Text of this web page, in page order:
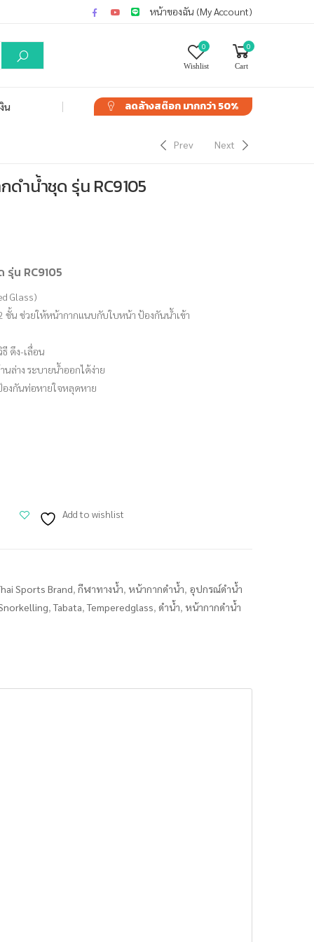
หน้าของฉัน (My Account)
0
Wishlist
0
Cart
น ลดล้างสต๊อกมากกว่า 50%
Prev Next
ดำน้ำชุด รุ่น RC9105
รุ่น RC9105
Glass)
2 ชั้น ช่วยให้หน้ากากแนบกับใบหน้า ป้องกันน้ำเข้า
ดึง-เลื่อน
ล่าง ระบายน้ำออกได้ง่าย
งกันท่อหายใจหลุดหาย
Add to wishlist
Sports Brand, กีฬาทางน้ำ, หน้ากากดำน้ำ, อุปกรณ์ดำน้ำ
,Tabata,Temperedglass, ดำน้ำ, หน้ากากดำน้ำ